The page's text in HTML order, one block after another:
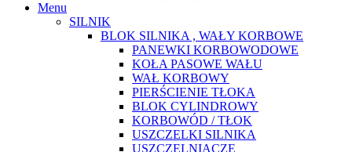
Menu
SILNIK
BLOK SILNIKA , WAŁY KORBOWE
PANEWKI KORBOWODOWE
KOŁA PASOWE WAŁU
WAŁ KORBOWY
PIERŚCIENIE TŁOKA
BLOK CYLINDROWY
KORBOWÓD / TŁOK
USZCZELKI SILNIKA
USZCZELNIACZE